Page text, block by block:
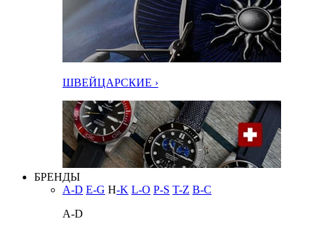
ШВЕЙЦАРСКИЕ ›
БРЕНДЫ
A-D E-G H-K L-O P-S T-Z В-С
A-D